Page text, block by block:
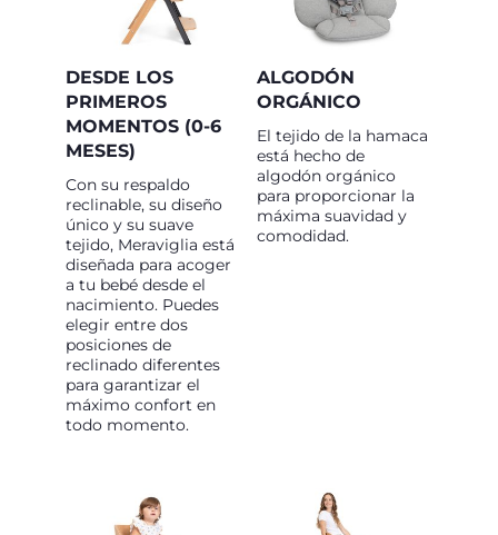
DESDE LOS
PRIMEROS
MOMENTOS (0-6
MESES)
Con su respaldo
reclinable, su diseño
único y su suave
tejido, Meraviglia está
diseñada para acoger
a tu bebé desde el
nacimiento. Puedes
elegir entre dos
posiciones de
reclinado diferentes
para garantizar el
máximo confort en
todo momento.
ALGODÓN
ORGÁNICO
El tejido de la hamaca
está hecho de
algodón orgánico
para proporcionar la
máxima suavidad y
comodidad.